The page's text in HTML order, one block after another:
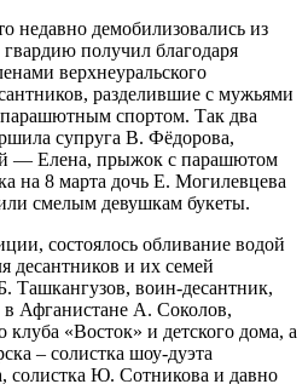
недавно демобилизовались из
получил благодаря
верхнеуральского
разделившие с мужьями
спортом. Так два
супруга В. Фёдорова,
— Елена, прыжок с парашютом
на 8 марта дочь Е. Могилевцева
смелым девушкам букеты.
состоялось обливание водой
десантников и их семей
Ташкангузов, воин-десантник,
в Афганистане А. Соколов,
«Восток» и детского дома, а
– солистка шоу-дуэта
солистка Ю. Сотникова и давно